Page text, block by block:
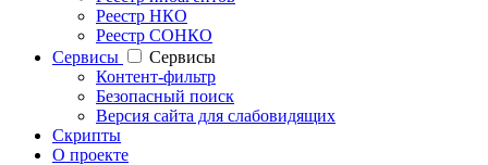
Реестр НКО
Реестр СОНКО
Cервисы
Cервисы
Контент-фильтр
Безопасный поиск
Версия сайта для слабовидящих
Скрипты
О проекте